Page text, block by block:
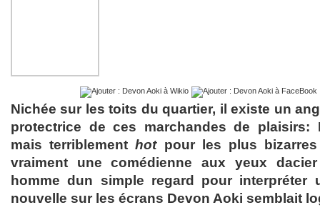
Nichée sur les toits du quartier, il existe un
protectrice de ces marchandes de plaisirs:
mais terriblementhotpour les plus bizarres
vraiment une comédienne aux yeux
homme dun simple regard pour
nouvelle sur les écrans Devon Aoki semblait